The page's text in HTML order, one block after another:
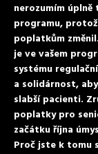
nerozumím
programu,
poplatkům
je ve vašem
systému
a solidárnost,
slabší pacienti.
poplatky pro
začátku října
Proč jste k tomu